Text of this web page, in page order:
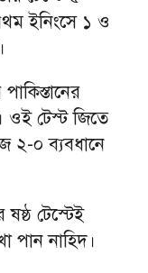
ইনিংসে ১ ও
ওই টেস্ট জিতে
২-০ ব্যবধানে
ষষ্ঠ টেস্টেই
পান নাহিদ।